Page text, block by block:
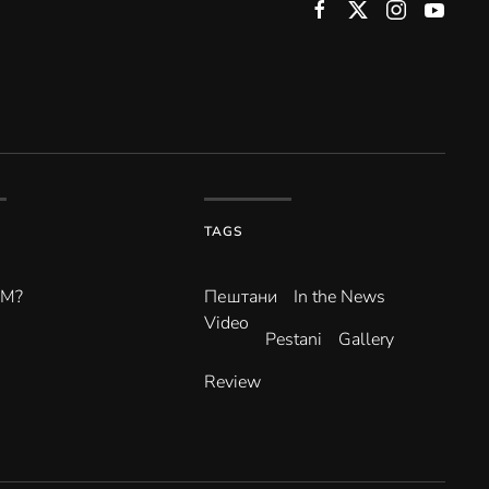
TAGS
Пештани
In the News
Video
Pestani
Gallery
Review